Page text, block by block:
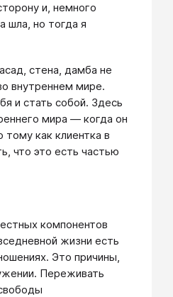
и, немного
шла, но тогда я
стена, дамба не
внутреннем мире.
и стать собой. Здесь
мира ― когда он
как клиентка в
что это есть частью
компонентов
жизни есть
Это причины,
Переживать